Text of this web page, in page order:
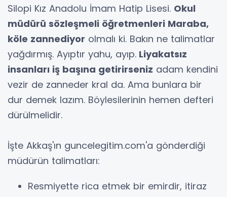
Silopi Kız Anadolu İmam Hatip Lisesi. Okul
müdürü sözleşmeli öğretmenleri Maraba,
köle zannediyor olmalı ki. Bakın ne talimatlar
yağdırmış. Ayıptır yahu, ayıp. Liyakatsız
insanları iş başına getirirseniz adam kendini
vezir de zanneder kral da. Ama bunlara bir
dur demek lazım. Böylesilerinin hemen defteri
dürülmelidir.
İşte Akkaş'ın guncelegitim.com'a gönderdiği
müdürün talimatları:
Resmiyette rica etmek bir emirdir, itiraz